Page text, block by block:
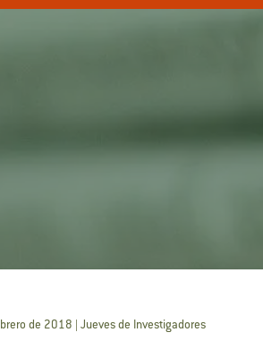
de 2018 | Jueves de Investigadores